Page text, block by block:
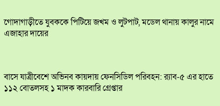
​গোদাগাড়ীতে যুবককে পিটিয়ে জখম ও লুটপাট, মডেল থানায় কালুর নামে
এজাহার দায়ের
বাসে যাত্রীবেশে অভিনব কায়দায় ফেনসিডিল পরিবহন: র‍্যাব-৫ এর হাতে
১১২ বোতলসহ ১ মাদক কারবারি গ্রেপ্তার